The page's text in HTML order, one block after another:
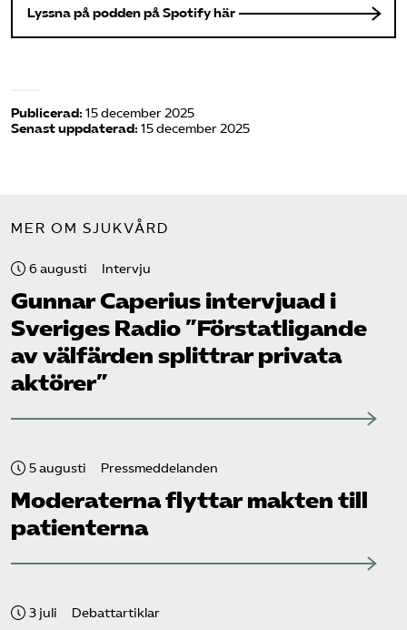
Lyssna på podden på Spotify här
Publicerad: 15 december 2025
Senast uppdaterad: 15 december 2025
MER OM SJUKVÅRD
6 augusti Intervju
Gunnar Caperius intervjuad i
Sveriges Radio ”Förstatligande
av välfärden splittrar privata
aktörer”
5 augusti Pressmeddelanden
Moderaterna flyttar makten till
patienterna
3 juli Debattartiklar